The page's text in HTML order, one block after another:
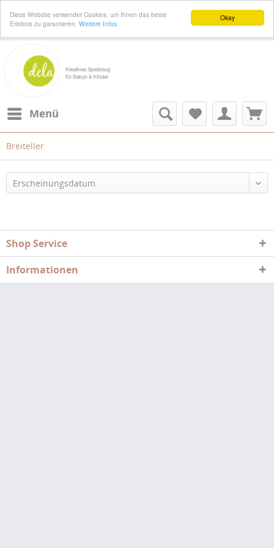
Okay
Diese Website verwendet Cookies, um Ihnen das beste
Erlebnis zu garantieren. Weitere Infos
Menü
Breiteller
Erscheinungsdatum
Shop Service
Informationen